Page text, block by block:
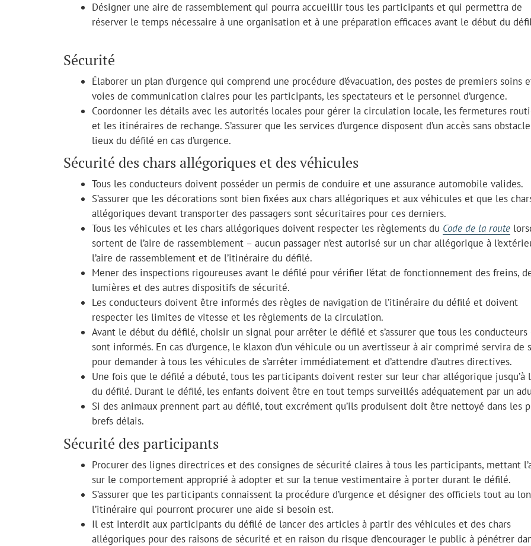
Désigner une aire de rassemblement qui pourra accueillir tous les participants et qui permettra de
réserver le temps nécessaire à une organisation et à une préparation efficaces avant le début du
Sécurité
Élaborer un plan d’urgence qui comprend une procédure d’évacuation, des postes de premiers soins
voies de communication claires pour les participants, les spectateurs et le personnel d’urgence.
Coordonner les détails avec les autorités locales pour gérer la circulation locale, les fermetures
et les itinéraires de rechange. S’assurer que les services d’urgence disposent d’un accès sans
lieux du défilé en cas d’urgence.
Sécurité des chars allégoriques et des véhicules
Tous les conducteurs doivent posséder un permis de conduire et une assurance automobile valides.
S’assurer que les décorations sont bien fixées aux chars allégoriques et aux véhicules et que les
allégoriques devant transporter des passagers sont sécuritaires pour ces derniers.
Tous les véhicules et les chars allégoriques doivent respecter les règlements du Code de la route
sortent de l’aire de rassemblement – aucun passager n’est autorisé sur un char allégorique à
l’aire de rassemblement et de l’itinéraire du défilé.
Mener des inspections rigoureuses avant le défilé pour vérifier l’état de fonctionnement des freins,
lumières et des autres dispositifs de sécurité.
Les conducteurs doivent être informés des règles de navigation de l’itinéraire du défilé et doivent
respecter les limites de vitesse et les règlements de la circulation.
Avant le début du défilé, choisir un signal pour arrêter le défilé et s’assurer que tous les conducteurs
sont informés. En cas d’urgence, le klaxon d’un véhicule ou un avertisseur à air comprimé servira de
pour demander à tous les véhicules de s’arrêter immédiatement et d’attendre d’autres directives.
Une fois que le défilé a débuté, tous les participants doivent rester sur leur char allégorique jusqu’à
du défilé. Durant le défilé, les enfants doivent être en tout temps surveillés adéquatement par un
Si des animaux prennent part au défilé, tout excrément qu’ils produisent doit être nettoyé dans les
brefs délais.
Sécurité des participants
Procurer des lignes directrices et des consignes de sécurité claires à tous les participants, mettant
sur le comportement approprié à adopter et sur la tenue vestimentaire à porter durant le défilé.
S’assurer que les participants connaissent la procédure d’urgence et désigner des officiels tout au
l’itinéraire qui pourront procurer une aide si besoin est.
Il est interdit aux participants du défilé de lancer des articles à partir des véhicules et des chars
allégoriques pour des raisons de sécurité et en raison du risque d’encourager le public à pénétrer